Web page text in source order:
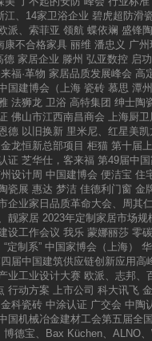
江、14家卫浴企业 碧虎超防滑
派、索菲亚 领航 蝶依斓 盛锋
康不合格家具 丽维 潘忠义 广州
德 家居企业 滕州 弘亚数控 启功
福·革物 家居品质发展峰会 高
国建博会（上海 瓷砖 慕思 潭
法狮龙 卫浴 高特集团 绅士陶
佛山市江西南昌商会 上海厨卫
德 以旧换新 里米尼、红星美
金龙恒新总部项目 柜猫 第十届
证 芝华仕，客来福 第49届中
设计周 中国建博会 便洁宝 住
瓷展 惠达 梦洁 佳德利门窗 金
企业家日品质革命大会、周其
靓家居 2023年定制家居市场规
设工作会议 我乐 蒙娜丽莎 零
“定制系” 中国家博会（上海）
届中国建筑供应链创新应用高
业工业设计大赛 欧派、志邦、
行动方案 上市公司 科大讯飞
金科瓷砖 中涂认证 广交会 中陶
国机械冶金建材工会第五届全
博德宝、Bax Küchen、ALNO